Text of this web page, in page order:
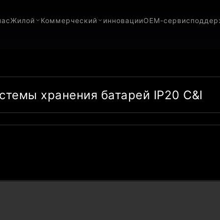
Жилой Коммерческий инновацииOEM-сервис
хранения батарей IP20 C&I